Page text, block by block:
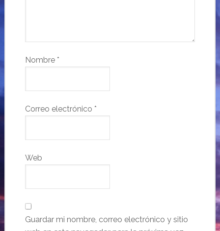
Nombre *
Correo electrónico *
Web
Guardar mi nombre, correo electrónico y sitio